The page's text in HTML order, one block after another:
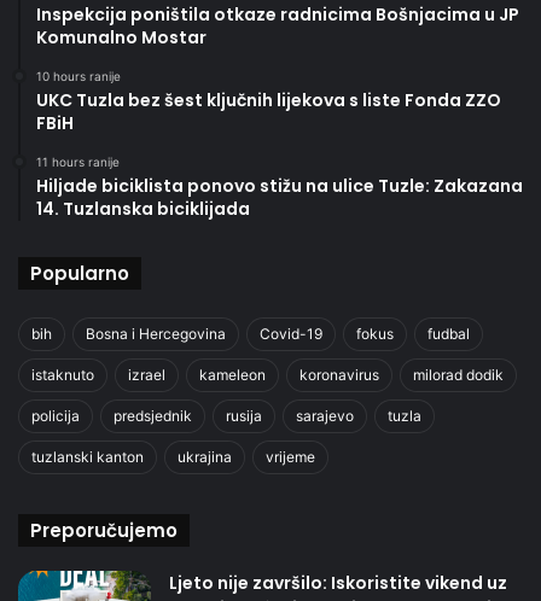
Inspekcija poništila otkaze radnicima Bošnjacima u JP
Komunalno Mostar
10 hours ranije
UKC Tuzla bez šest ključnih lijekova s liste Fonda ZZO
FBiH
11 hours ranije
Hiljade biciklista ponovo stižu na ulice Tuzle: Zakazana
14. Tuzlanska biciklijada
Popularno
bih Bosna i Hercegovina Covid-19 fokus fudbal
istaknuto izrael kameleon koronavirus milorad dodik
policija predsjednik rusija sarajevo tuzla
tuzlanski kanton ukrajina vrijeme
Preporučujemo
Ljeto nije završilo: Iskoristite vikend uz